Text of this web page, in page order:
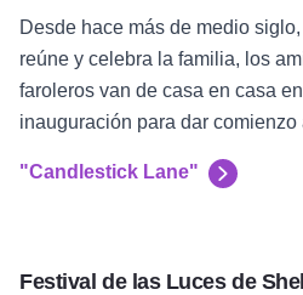
Desde hace más de medio
reúne y celebra la familia, los
faroleros van de casa en casa
inauguración para dar
"Candlestick Lane"
Festival de las Luces de